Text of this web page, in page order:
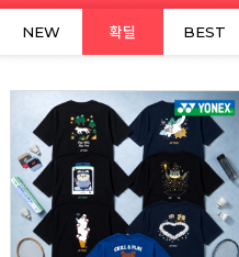
NEW 확딜 BEST